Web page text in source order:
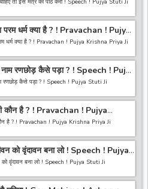
तो इस मंत्र का पाठ करो ! Speech ! Pujya Stuti Ji
*
वीडियो अच्छी लगी तो हमारे चैनल को सब्सक्राइब करना
2HNBbHd
परम धर्म क्या है ? ! Pravachan ! Pujya
Priya Ji
धर्म क्या है ? ! Pravachan ! Pujya Krishna Priya Ji
वीडियो अच्छी लगी तो हमारे चैनल को सब्सक्राइब करना
2HNBbHd
रणछोड़ कैसे पड़ा ? ! Speech ! Pujya
रणछोड़ कैसे पड़ा ? ! Speech ! Pujya Stuti Ji
*
वीडियो अच्छी लगी तो हमारे चैनल को सब्सक्राइब करना
2HNBbHd
*
कौन है ? ! Pravachan ! Pujya
Priya Ji
कौन है ? ! Pravachan ! Pujya Krishna Priya Ji
वीडियो अच्छी लगी तो हमारे चैनल को सब्सक्राइब करना
2HNBbHd
को वृंदावन बना लो ! Speech ! Pujya
वृंदावन बना लो ! Speech ! Pujya Stuti Ji